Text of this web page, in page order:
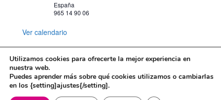
España
965 14 90 06
Ver calendario
Mapa web
Política de Privacidad
Politica de cookies
Utilizamos cookies para ofrecerte la mejor experiencia en
nuestra web.
Puedes aprender más sobre qué cookies utilizamos o cambiarlas
en los {setting]ajustes{/setting].